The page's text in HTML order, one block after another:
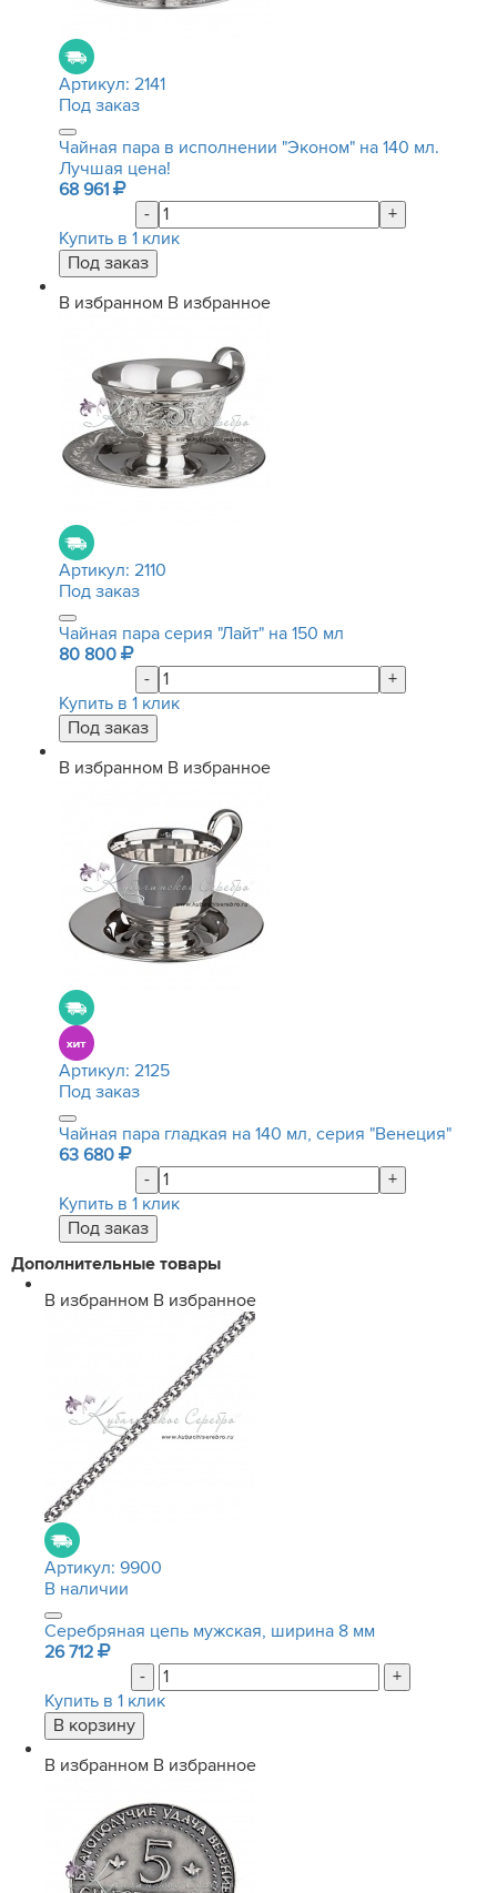
Артикул: 2141
Под заказ
Чайная пара в исполнении "Эконом" на 140 мл.
Лучшая цена!
68 961
-
+
Купить в 1 клик
В избранном В избранное
Артикул: 2110
Под заказ
Чайная пара серия "Лайт" на 150 мл
80 800
-
+
Купить в 1 клик
В избранном В избранное
Артикул: 2125
Под заказ
Чайная пара гладкая на 140 мл, серия "Венеция"
63 680
-
+
Купить в 1 клик
Дополнительные товары
В избранном В избранное
Артикул: 9900
В наличии
Серебряная цепь мужская, ширина 8 мм
26 712
-
+
Купить в 1 клик
В избранном В избранное